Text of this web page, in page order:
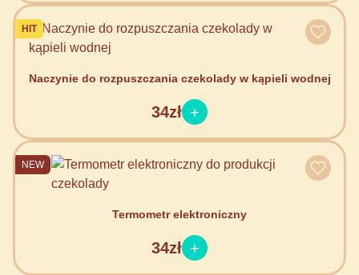
HIT
Naczynie do rozpuszczania czekolady w kąpieli wodnej
34zł
NEW
Termometr elektroniczny
34zł